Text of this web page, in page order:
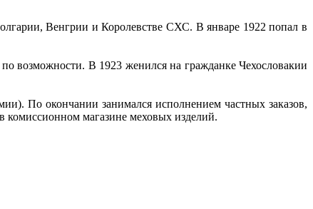
Венгрии и Королевстве СХС. В январе 1922 попал в
возможности. В 1923 женился на гражданке Чехословакии
По окончании занимался исполнением частных заказов,
комиссионном магазине меховых изделий.